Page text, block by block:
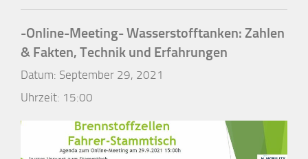
-Online-Meeting- Wasserstofftanken: Zahlen
& Fakten, Technik und Erfahrungen
Datum: September 29, 2021
Uhrzeit: 15:00